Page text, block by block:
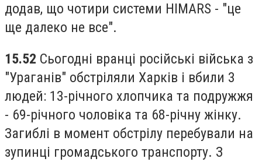
додав, що чотири системи HIMARS - "це
ще далеко не все".
15.52 Сьогодні вранці російські війська з
"Ураганів" обстріляли Харків і вбили 3
людей: 13-річного хлопчика та подружжя
- 69-річного чоловіка та 68-річну жінку.
Загиблі в момент обстрілу перебували на
зупинці громадського транспорту. З